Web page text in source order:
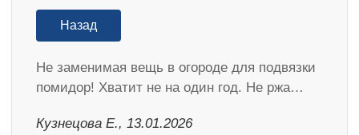
Назад
Не заменимая вещь в огороде для подвязки
помидор! Хватит не на один год. Не ржа…
Кузнецова Е., 13.01.2026